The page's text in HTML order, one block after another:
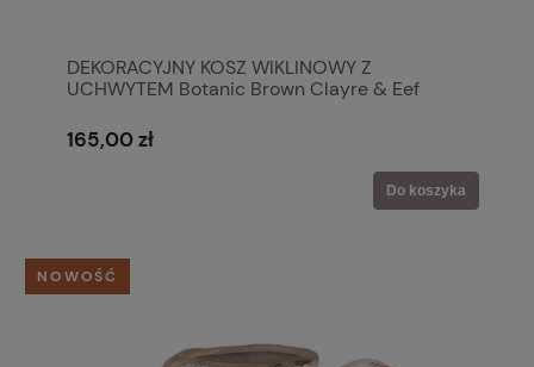
DEKORACYJNY KOSZ WIKLINOWY Z
UCHWYTEM Botanic Brown Clayre & Eef
165,00 zł
Do koszyka
NOWOŚĆ